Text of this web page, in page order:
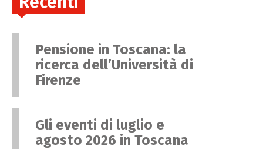
Pensione in Toscana: la
ricerca dell’Università di
Firenze
Gli eventi di luglio e
agosto 2026 in Toscana